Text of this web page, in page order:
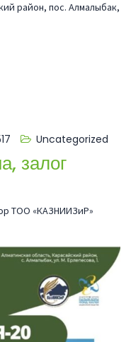
район, пос. Алмалыбак,
Uncategorized
залог
ТОО «КАЗНИИЗиР»